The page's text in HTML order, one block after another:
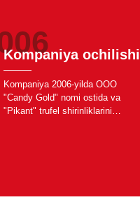
Kompaniya ochilishi
Kompaniya 2006-yilda OOO
"Candy Gold" nomi ostida va
"Pikant" trufel shirinliklarini